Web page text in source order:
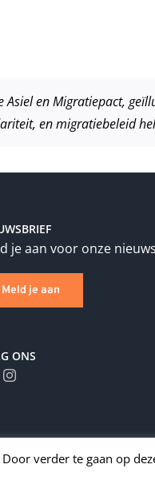
Asiel en Migratiepact,
en migratiebeleid
je aan voor onze
Meld je aan
ONS
verder te gaan op